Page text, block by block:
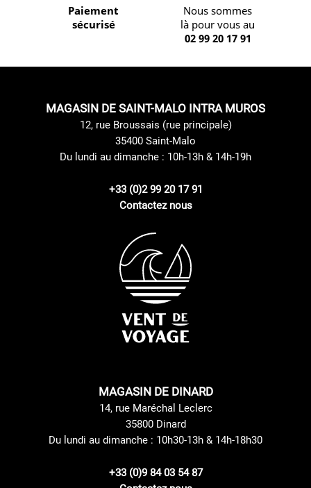
Paiement
sécurisé
Nous sommes
là pour vous au
02 99 20 17 91
MAGASIN DE SAINT-MALO INTRA MUROS
12, rue Broussais (rue principale)
35400 Saint-Malo
Du lundi au dimanche : 10h-13h & 14h-19h
+33 (0)2 99 20 17 91
Contactez nous
MAGASIN DE DINARD
14, rue Maréchal Leclerc
35800 Dinard
Du lundi au dimanche : 10h30-13h & 14h-18h30
+33 (0)9 84 03 54 87